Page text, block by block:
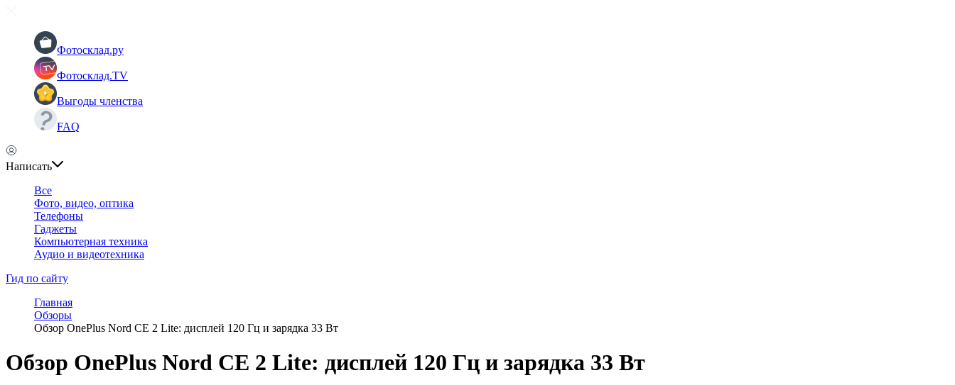
Фотосклад.ру
Фотосклад.TV
Выгоды членства
FAQ
Написать
Все
Фото, видео, оптика
Телефоны
Гаджеты
Компьютерная техника
Аудио и видеотехника
Гид по сайту
Главная
Обзоры
Обзор OnePlus Nord CE 2 Lite: дисплей 120 Гц и зарядка 33 Вт
Обзор OnePlus Nord CE 2 Lite: дисплей 120 Гц и зарядка 33 Вт